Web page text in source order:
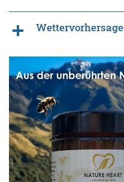
Wettervorhersage